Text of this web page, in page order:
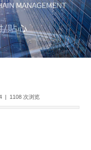
| 1108 次浏览